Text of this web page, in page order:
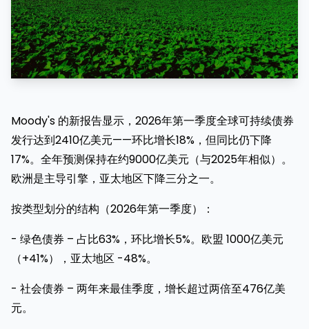
Moody's 的新报告显示，2026年第一季度全球可持续债券
发行达到2410亿美元——环比增长18%，但同比仍下降
17%。全年预测保持在约9000亿美元（与2025年相似）。
欧洲是主导引擎，亚太地区下降三分之一。
按类型划分的结构（2026年第一季度）：
- 绿色债券 – 占比63%，环比增长5%。欧盟 1000亿美元
（+41%），亚太地区 -48%。
- 社会债券 – 两年来最佳季度，增长超过两倍至476亿美
元。